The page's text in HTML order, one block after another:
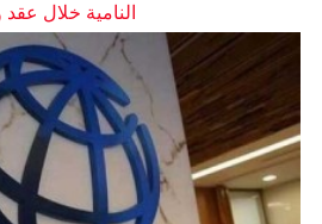
النامية خلال عقد